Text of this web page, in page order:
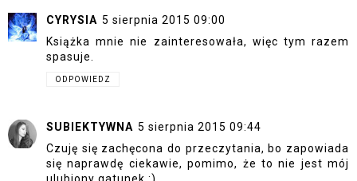
CYRYSIA 5 sierpnia 2015 09:00
Książka mnie nie zainteresowała, więc tym razem
spasuje.
ODPOWIEDZ
SUBIEKTYWNA 5 sierpnia 2015 09:44
Czuję się zachęcona do przeczytania, bo zapowiada
się naprawdę ciekawie, pomimo, że to nie jest mój
ulubiony gatunek :)